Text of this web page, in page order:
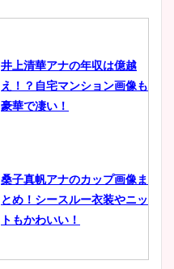
井上清華アナの年収は億越
え！？自宅マンション画像も
豪華で凄い！
桑子真帆アナのカップ画像ま
とめ！シースルー衣装やニッ
トもかわいい！